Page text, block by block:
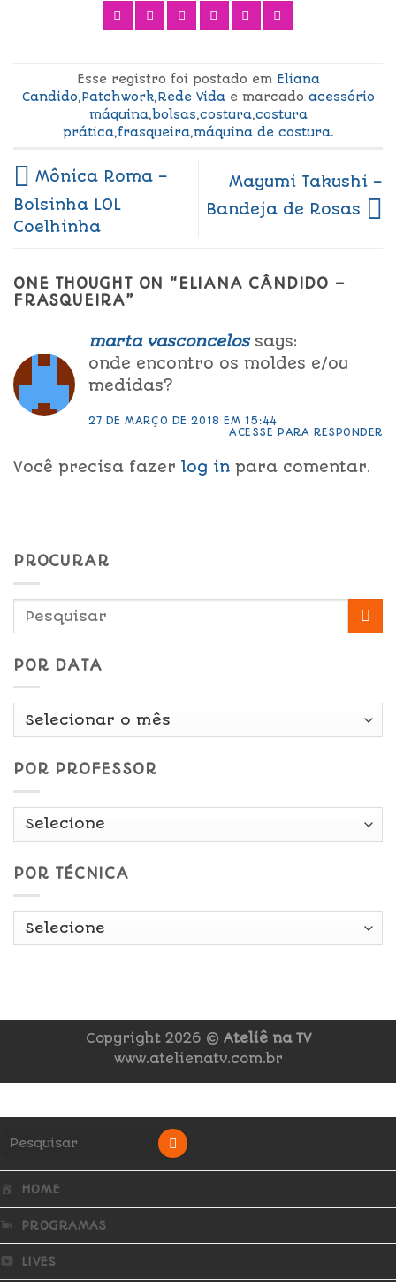
Esse registro foi postado em Eliana
Candido,Patchwork,Rede Vidae marcado acessório
máquina,bolsas,costura,costura
prática,frasqueira,máquina de costura.
Mônica Roma –
Bolsinha LOL
Coelhinha
Mayumi Takushi –
Bandeja de Rosas
ONE THOUGHT ON “ ELIANA CÂNDIDO –
FRASQUEIRA”
marta vasconcelos says:
onde encontro os moldes e/ou
medidas?
27 DE MARÇO DE 2018 EM 15:44
ACESSE PARA RESPONDER
Você precisa fazer log in para comentar.
PROCURAR
POR DATA
Por
POR PROFESSOR
POR TÉCNICA
Copyright 2026 © Ateliê na TV
www.atelienatv.com.br
HOME
PROGRAMAS
LIVES